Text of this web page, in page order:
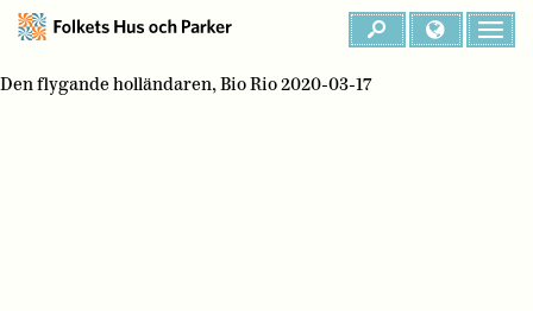
Den flygande holländaren, Bio Rio 2020-03-17